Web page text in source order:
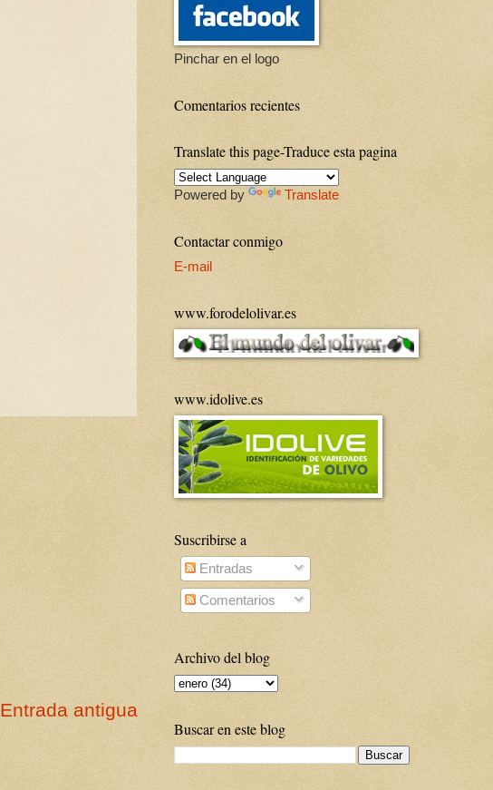
Entrada antigua
Pinchar en el logo
Comentarios recientes
Translate this page-Traduce esta pagina
Powered by Translate
Contactar conmigo
E-mail
www.forodelolivar.es
www.idolive.es
Suscribirse a
Entradas
Comentarios
Archivo del blog
Buscar en este blog